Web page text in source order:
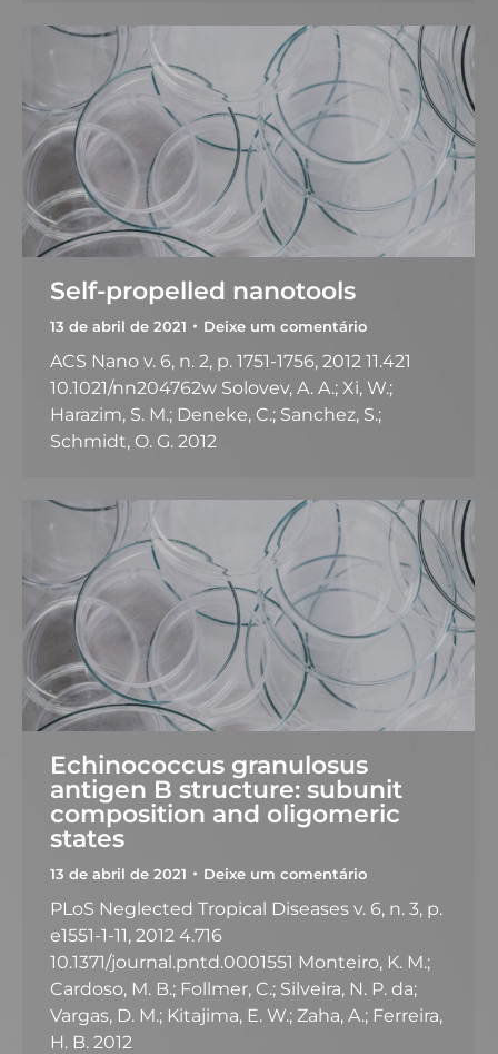
Self-propelled nanotools
13 de abril de 2021 Deixe um comentário
ACS Nano v. 6, n. 2, p. 1751-1756, 2012 11.421
10.1021/nn204762w Solovev, A. A.; Xi, W.;
Harazim, S. M.; Deneke, C.; Sanchez, S.;
Schmidt, O. G. 2012
Echinococcus granulosus
antigen B structure: subunit
composition and oligomeric
states
13 de abril de 2021 Deixe um comentário
PLoS Neglected Tropical Diseases v. 6, n. 3, p.
e1551-1-11, 2012 4.716
10.1371/journal.pntd.0001551 Monteiro, K. M.;
Cardoso, M. B.; Follmer, C.; Silveira, N. P. da;
Vargas, D. M.; Kitajima, E. W.; Zaha, A.; Ferreira,
H. B. 2012